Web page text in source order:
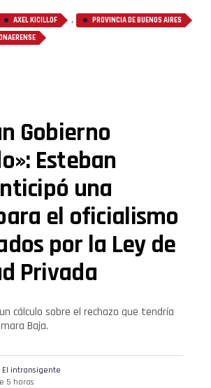
AXEL KICILLOF , PROVINCIA DE BUENOS AIRES
Gobierno
Esteban
una
el oficialismo
por la Ley de
Privada
cálculo sobre el rechazo que tendría
Baja.
El intransigente
5 horas